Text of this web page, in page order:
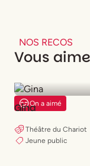
NOS RECOS
Vous
On a aimé
Gina
Théâtre du Chariot
Jeune public